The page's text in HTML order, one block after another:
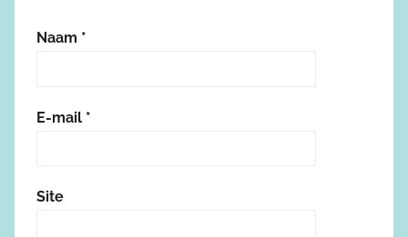
Naam *
E-mail *
Site